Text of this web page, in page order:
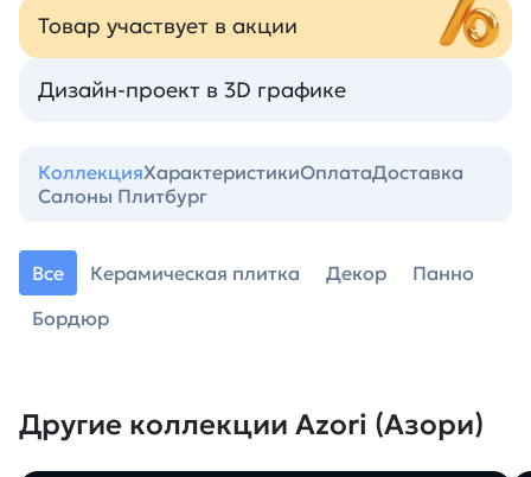
Товар участвует в акции
Дизайн-проект в 3D графике
КоллекцияХарактеристикиОплатаДоставка
Салоны Плитбург
Все Керамическая плитка Декор
Панно
Бордюр
Другие коллекции Azori (Азори)